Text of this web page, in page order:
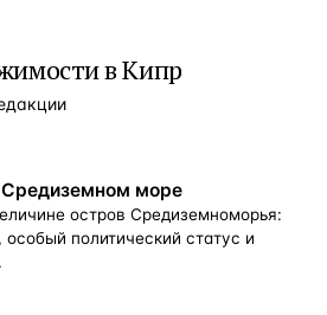
в Кипр
море
остров Средиземноморья:
особый политический статус и